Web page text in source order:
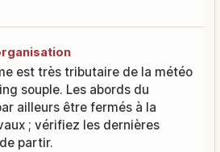
est très tributaire de la météo
souple. Les abords du
ailleurs être fermés à la
; vérifiez les dernières
partir.